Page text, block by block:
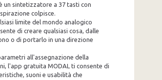
un sintetizzatore a 37 tasti con
colpisce.
limite del mondo analogico
di creare qualsiasi cosa, dalle
o di portarlo in una direzione
all'assegnazione della
l'app gratuita MODAL ti consente di
suoni e usabilità che